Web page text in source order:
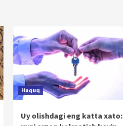
Huquq
Uy olishdagi eng katta xato: